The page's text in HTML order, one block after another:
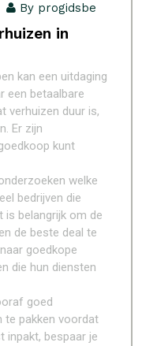
By progidsbe
in
kan een uitdaging
een betaalbare
verhuizen duur is,
Er zijn
kunt
welke
bedrijven die
is belangrijk om de
de beste deal te
goedkope
die hun diensten
goed
te pakken voordat
inpakt, bespaar je